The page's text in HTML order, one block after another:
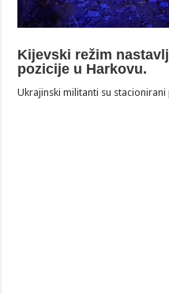
Kijevski režim
pozicije u Harkovu.
Ukrajinski militanti su